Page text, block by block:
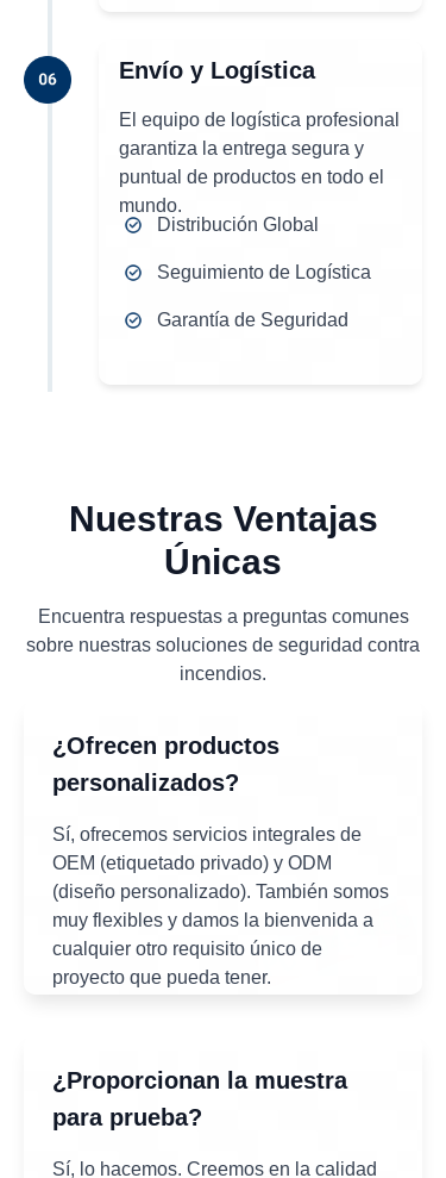
Envío y Logística
El equipo de logística profesional
garantiza la entrega segura y
puntual de productos en todo el
mundo.
Distribución Global
Seguimiento de Logística
Garantía de Seguridad
¿Ofrecen productos
personalizados?
Sí, lo hacemos. Creemos en la calidad
Nuestras Ventajas
Únicas
¿Proporcionan la muestra
para prueba?
Sí, ofrecemos servicios integrales de
OEM (etiquetado privado) y ODM
(diseño personalizado). También somos
muy flexibles y damos la bienvenida a
cualquier otro requisito único de
proyecto que pueda tener.
Encuentra respuestas a preguntas comunes
sobre nuestras soluciones de seguridad contra
incendios.